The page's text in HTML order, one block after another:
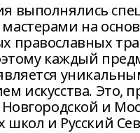
выполнялись
на
православных
каждый
искусства. Это,
и
школ и Русский